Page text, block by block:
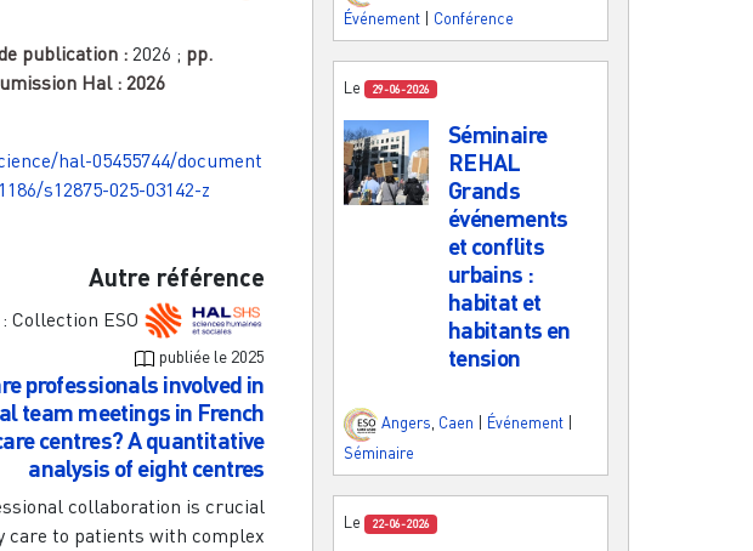
publication : 2026 ; pp.
Hal : 2026
hal-05455744/document
s12875-025-03142-z
Autre référence
Collection ESO
publiée le 2025
professionals involved in
team meetings in French
centres? A quantitative
analysis of eight centres
collaboration is crucial
care to patients with complex
Événement
Conférence
Le 29-06-2026
Séminaire
REHAL
Grands
événements
et conflits
urbains :
habitat et
habitants en
tension
Angers, Caen Événement
Séminaire
Le 22-06-2026